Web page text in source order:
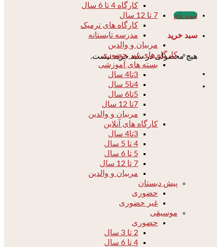
ثبت نام
سبد خرید
هیچ محصولی در سبد خرید نیست.
کارگاه 4 تا 6 سال
7 تا 12 سال
کارگاه های ترمیک
مدرسه تابستانه
مربیان و والدین
کارگاه های غیر حضوری
بسته های آموزشی
3تا4 سال
4تا5 سال
5تا6 سال
7تا 12 سال
مربیان و والدین
کارگاه های آنلاین
3تا4 سال
4 تا 5 سال
5 تا 6 سال
7 تا 12 سال
مربیان و والدین
پیش دبستان
حضوری
غیر حضوری
موسیقی
حضوری
2 تا 3 سال
4 تا 6 سال